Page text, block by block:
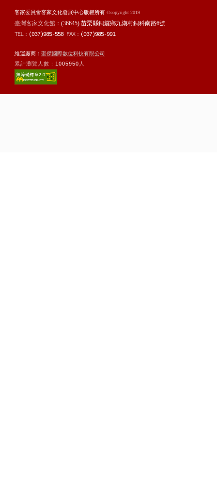
客家委員會客家文化發展中心版權所有 ©copyright 2019
臺灣客家文化館： (36645) 苗栗縣銅鑼鄉九湖村銅科南路6號
TEL： (037)985-558FAX： (037)985-991
維運廠商： 聖傑國際數位科技有限公司
累計瀏覽人數： 1005950 人